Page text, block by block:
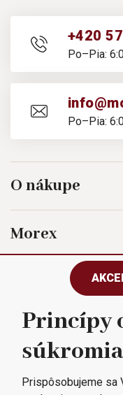
+420
Po–Pia:
Po–Pia:
O nákupe
Morex
Sledujte nás
Všetky
Princípy
súkromia
Prispôsobujeme sa